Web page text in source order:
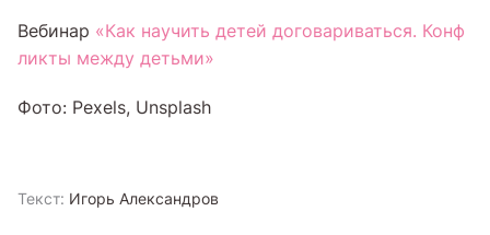
Вебинар «Как научить детей договариваться. Конф
ликты между детьми»
Фото: Pexels, Unsplash
Текст: Игорь Александров